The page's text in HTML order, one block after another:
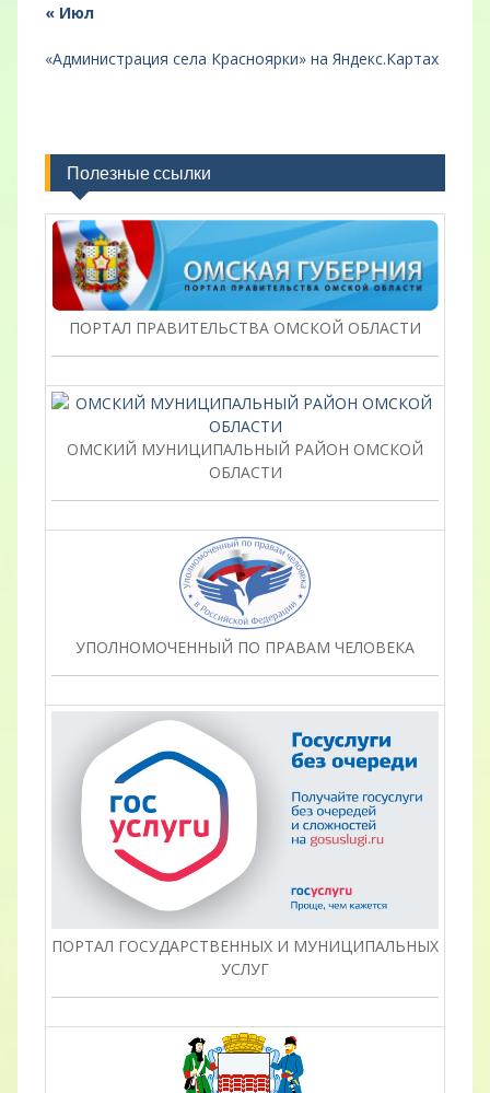
« Июл
«Администрация села Красноярки» на Яндекс.Картах
Полезные ссылки
ПОРТАЛ ПРАВИТЕЛЬСТВА ОМСКОЙ ОБЛАСТИ
ОМСКИЙ МУНИЦИПАЛЬНЫЙ РАЙОН ОМСКОЙ
ОБЛАСТИ
УПОЛНОМОЧЕННЫЙ ПО ПРАВАМ ЧЕЛОВЕКА
ПОРТАЛ ГОСУДАРСТВЕННЫХ И МУНИЦИПАЛЬНЫХ
УСЛУГ